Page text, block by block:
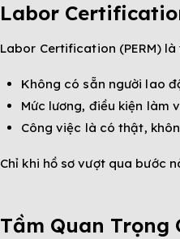
Labor
Labor Certification (PERM)
Không có sẵn người lao
Mức lương, điều kiện làm
Công việc là có thật,
Chỉ khi hồ sơ vượt qua bước
Tầm Quan Trọng